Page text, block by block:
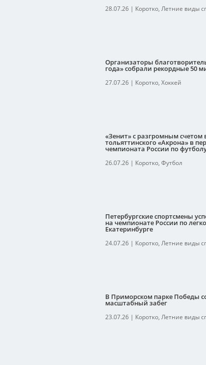
28.07.26| Коротко, Летние виды
Организаторы
года» собрали рекордные 50
27.07.26| Коротко, Хоккей
«Зенит» с разгромным счетом
тольяттинского «Акрона» в
чемпионата России по
26.07.26| Коротко, Футбол
Петербургские спортсмены
на чемпионате России по
Екатеринбурге
24.07.26| Коротко, Летние виды
В Приморском парке Победы
масштабный забег
23.07.26| Коротко, Летние виды